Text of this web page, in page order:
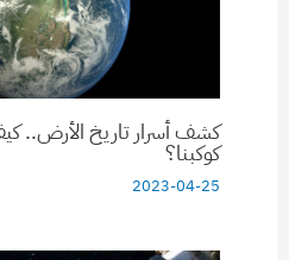
كشف أسرار تاريخ الأرض..
كوكبنا؟
2023-04-25